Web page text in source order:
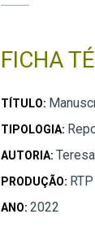
FICHA
TÍTULO:
TIPOLOGIA:
AUTORIA:
PRODUÇÃO: RTP
ANO: 2022